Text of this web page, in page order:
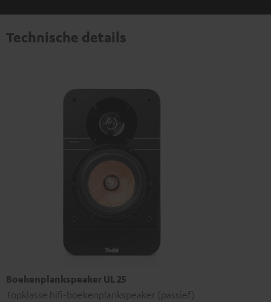
Technische details
Boekenplankspeaker UL 25
Topklasse hifi-boekenplankspeaker (passief)